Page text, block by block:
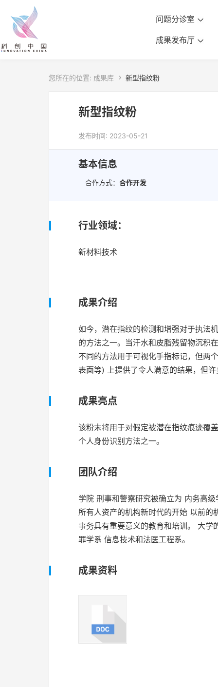
问题分诊室
成果发布厅
您所在的位置: 成果库  新型指纹粉
新型指纹粉
发布时间: 2023-05-21
基本信息
合作方式： 合作开发
行业领域：
新材料技术
成果介绍
如今，潜在指纹的检测和增强对于执法
的方法之一。当汗水和皮脂残留物沉积
不同的方法用于可视化手指标记，但两
表面等) 上提供了令人满意的结果，但
成果亮点
该粉末将用于对假定被潜在指纹痕迹覆
个人身份识别方法之一。
团队介绍
学院 刑事和警察研究被确立为 内务高
所有人资产的机构新时代的开始 以前
事务具有重要意义的教育和培训。 大
罪学系 信息技术和法医工程系。
成果资料